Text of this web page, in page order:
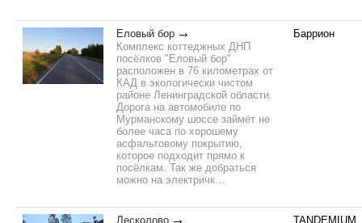
Еловый бор
Комплекс коттеджных ДНП
посёлков "Еловый бор"
расположен в 76 километрах от
КАД в экологически чистом
районе Ленинградской области.
Дорога на автомобиле по
Мурманскому шоссе займёт не
более часа по хорошему
асфальтовому покрытию,
которое подходит прямо к
посёлкам. Так же добраться
можно на электричк...
Баррион
Лесколово
TANDEMIUM